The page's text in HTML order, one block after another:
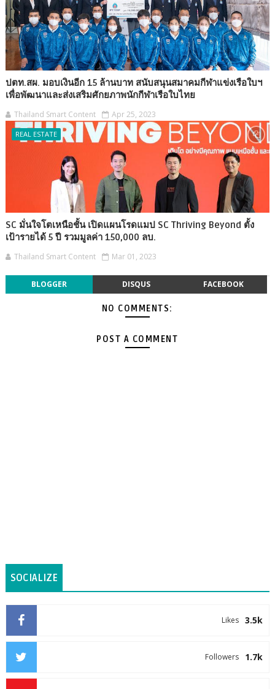
ปตท.สผ. มอบเงินอีก 15 ล้านบาท สนับสนุนสมาคมกีฬาแข่งเรือใบฯ
เพื่อพัฒนาและส่งเสริมศักยภาพนักกีฬาเรือใบไทย
Thailand Smart Content Apr 25, 2023
REAL ESTATE
SC มั่นใจโตเหนือชั้น เปิดแผนโรดแมป SC Thriving Beyond ตั้ง
เป้ารายได้ 5 ปี รวมมูลค่า 150,000 ลบ.
Thailand Smart Content Mar 01, 2023
BLOGGER DISQUS FACEBOOK
NO COMMENTS:
POST A COMMENT
SOCIALIZE
3.5k
Likes
1.7k
Followers